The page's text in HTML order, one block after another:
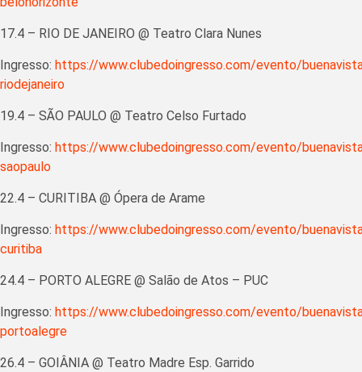
17.4 – RIO DE JANEIRO @ Teatro Clara Nunes
Ingresso: https://www.clubedoingresso.com/evento/
riodejaneiro
19.4 – SÃO PAULO @ Teatro Celso Furtado
Ingresso: https://www.clubedoingresso.com/evento/
saopaulo
22.4 – CURITIBA @ Ópera de Arame
Ingresso: https://www.clubedoingresso.com/evento/
curitiba
24.4 – PORTO ALEGRE @ Salão de Atos – PUC
Ingresso: https://www.clubedoingresso.com/evento/
portoalegre
26.4 – GOIÂNIA @ Teatro Madre Esp. Garrido